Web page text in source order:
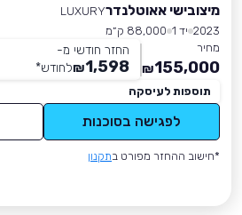
מיצובישי אאוטלנדרLUXURY
2023 יד 1
88,000 ק״מ
מחיר
155,000
₪
החזר חודשי מ-
1,598
₪לחודש*
תוספות לעיסקה
לפגישה בסוכנות
*חישוב ההחזר מפורט בתקנון